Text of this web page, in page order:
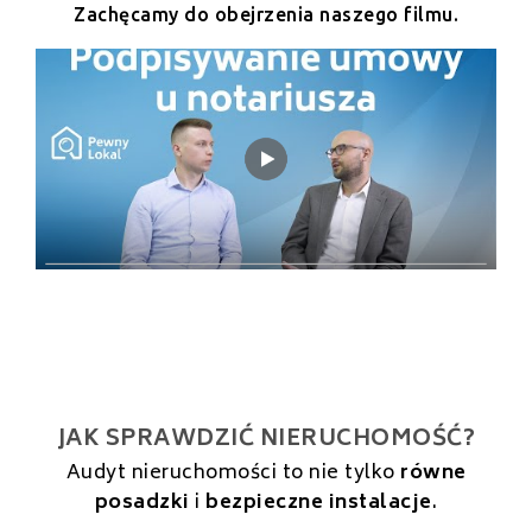
Zachęcamy do obejrzenia naszego filmu.
JAK SPRAWDZIĆ NIERUCHOMOŚĆ?
Audyt nieruchomości to nie tylko równe
posadzki i bezpieczne instalacje.